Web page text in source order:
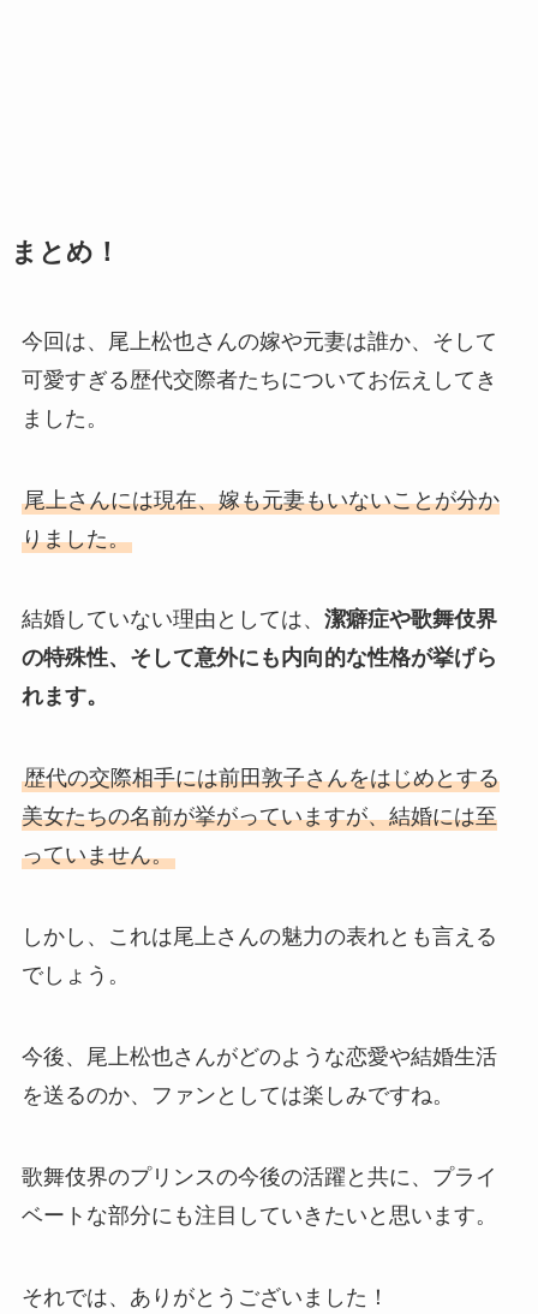
まとめ！
今回は、尾上松也さんの嫁や元妻は誰か、そして
可愛すぎる歴代交際者たちについてお伝えしてき
ました。
尾上さんには現在、嫁も元妻もいないことが分か
りました。
結婚していない理由としては、 潔癖症や歌舞伎界
の特殊性、そして意外にも内向的な性格が挙げら
れます。
歴代の交際相手には前田敦子さんをはじめとする
美女たちの名前が挙がっていますが、結婚には至
っていません。
しかし、これは尾上さんの魅力の表れとも言える
でしょう。
今後、尾上松也さんがどのような恋愛や結婚生活
を送るのか、ファンとしては楽しみですね。
歌舞伎界のプリンスの今後の活躍と共に、プライ
ベートな部分にも注目していきたいと思います。
それでは、ありがとうございました！